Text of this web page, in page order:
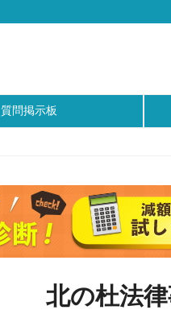
質問掲示板
北の杜法